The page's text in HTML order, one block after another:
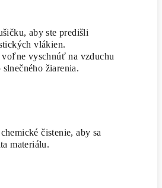
aby ste predišli
vlákien.
voľne vyschnúť na vzduchu
žiarenia.
čistenie, aby sa
materiálu.